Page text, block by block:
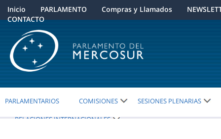
Inicio PARLAMENTO Compras y Llamados
CONTACTO
PARLAMENTARIOS COMISIONES SESIONES PLENARIAS
RELACIONES INTERNACIONALES